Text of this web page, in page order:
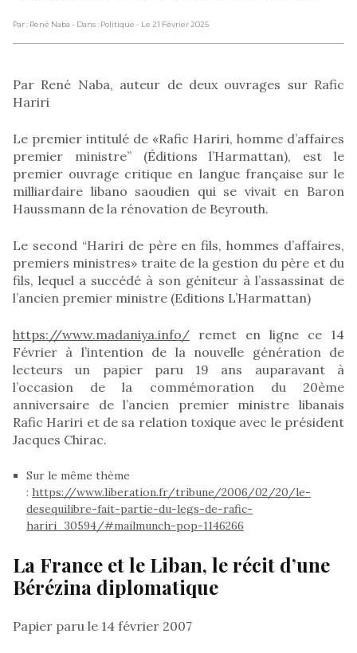
Par : René Naba - Dans : Politique - Le 21 Février 2025
Par René Naba, auteur de deux ouvrages sur Rafic
Hariri
Le premier intitulé de «Rafic Hariri, homme d’affaires
premier ministre” (Éditions l’Harmattan), est le
premier ouvrage critique en langue française sur le
milliardaire libano saoudien qui se vivait en Baron
Haussmann de la rénovation de Beyrouth.
Le second “Hariri de père en fils, hommes d’affaires,
premiers ministres» traite de la gestion du père et du
fils, lequel a succédé à son géniteur à l’assassinat de
l’ancien premier ministre (Editions L’Harmattan)
https://www.madaniya.info/ remet en ligne ce 14
Février à l’intention de la nouvelle génération de
lecteurs un papier paru 19 ans auparavant à
l’occasion de la commémoration du 20ème
anniversaire de l’ancien premier ministre libanais
Rafic Hariri et de sa relation toxique avec le président
Jacques Chirac.
Sur le même thème
: https://www.liberation.fr/tribune/2006/02/20/le-
desequilibre-fait-partie-du-legs-de-rafic-
hariri_30594/#mailmunch-pop-1146266
La France et le Liban, le récit d’une
Bérézina diplomatique
Papier paru le 14 février 2007